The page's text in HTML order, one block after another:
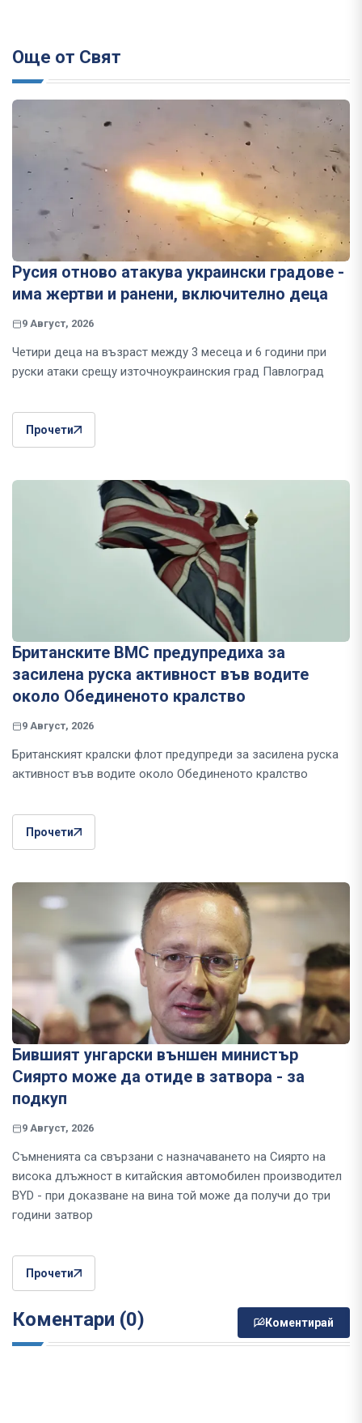
Още от Свят
Русия отново атакува украински градове -
има жертви и ранени, включително деца
9 Август, 2026
Четири деца на възраст между 3 месеца и 6 години при
руски атаки срещу източноукраинския град Павлоград
Прочети
Британските ВМС предупредиха за
засилена руска активност във водите
около Обединеното кралство
9 Август, 2026
Британският кралски флот предупреди за засилена руска
активност във водите около Обединеното кралство
Прочети
Бившият унгарски външен министър
Сиярто може да отиде в затвора - за
подкуп
9 Август, 2026
Съмненията са свързани с назначаването на Сиярто на
висока длъжност в китайския автомобилен производител
BYD - при доказване на вина той може да получи до три
години затвор
Прочети
Коментари (0) Коментирай